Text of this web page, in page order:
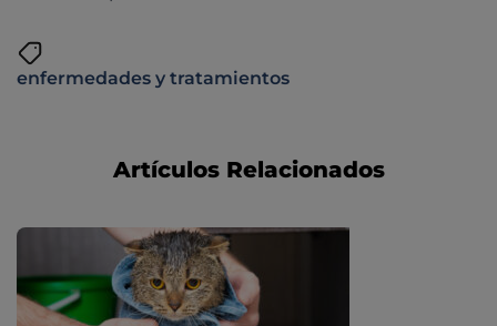
enfermedades y tratamientos
Artículos Relacionados